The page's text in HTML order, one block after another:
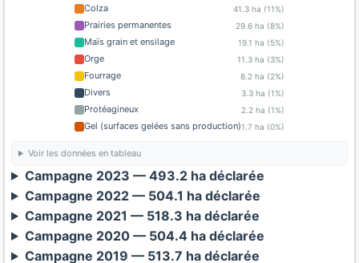
Colza 41.3 ha (11%)
Prairies permanentes 29.6 ha (8%)
Maïs grain et ensilage 19.1 ha (5%)
Orge 11.3 ha (3%)
Fourrage 8.2 ha (2%)
Divers 3.3 ha (1%)
Protéagineux 2.2 ha (1%)
Gel (surfaces gelées sans production)1.7 ha (0%)
Voir les données en tableau
Campagne 2023 — 493.2 ha déclarée
Campagne 2022 — 504.1 ha déclarée
Campagne 2021 — 518.3 ha déclarée
Campagne 2020 — 504.4 ha déclarée
Campagne 2019 — 513.7 ha déclarée